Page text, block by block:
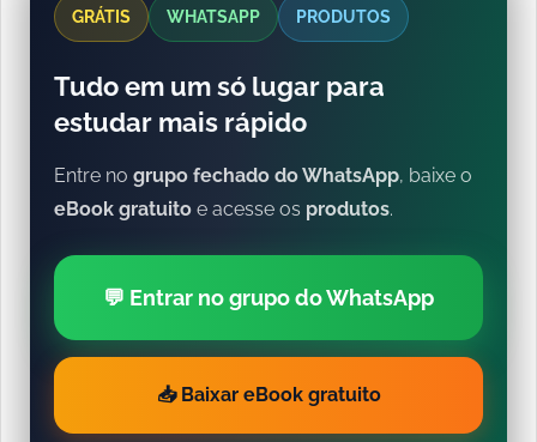
GRÁTIS WHATSAPP PRODUTOS
Tudo em um só lugar para
estudar mais rápido
Entre no grupo fechado do WhatsApp, baixe o
eBook gratuito e acesse os produtos.
💬 Entrar no grupo do WhatsApp
📥 Baixar eBook gratuito